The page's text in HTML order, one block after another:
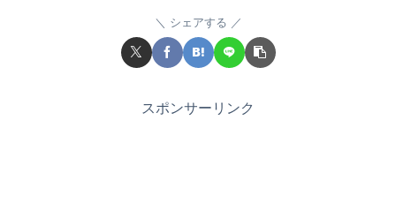
シェアする
スポンサーリンク